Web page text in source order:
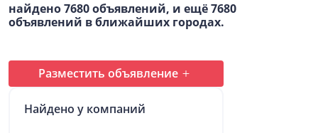
найдено 7680 объявлений, и ещё 7680
объявлений в ближайших городах.
Разместить объявление
Найдено у компаний